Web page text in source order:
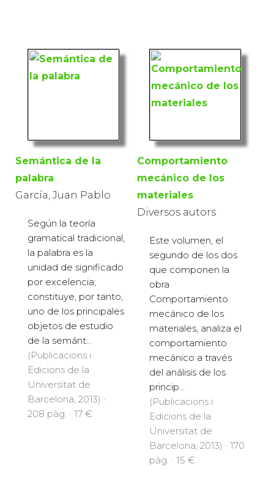
Semántica de la
palabra
García, Juan Pablo
Según la teoría
gramatical tradicional,
la palabra es la
unidad de significado
por excelencia;
constituye, por tanto,
uno de los principales
objetos de estudio
de la semánt...
(Publicacions i
Edicions de la
Universitat de
Barcelona, 2013) ·
208 pàg. · 17 €
Comportamiento
mecánico de los
materiales
Diversos autors
Este volumen, el
segundo de los dos
que componen la
obra
Comportamiento
mecánico de los
materiales, analiza el
comportamiento
mecánico a través
del análisis de los
princip...
(Publicacions i
Edicions de la
Universitat de
Barcelona, 2013) · 170
pàg. · 15 €